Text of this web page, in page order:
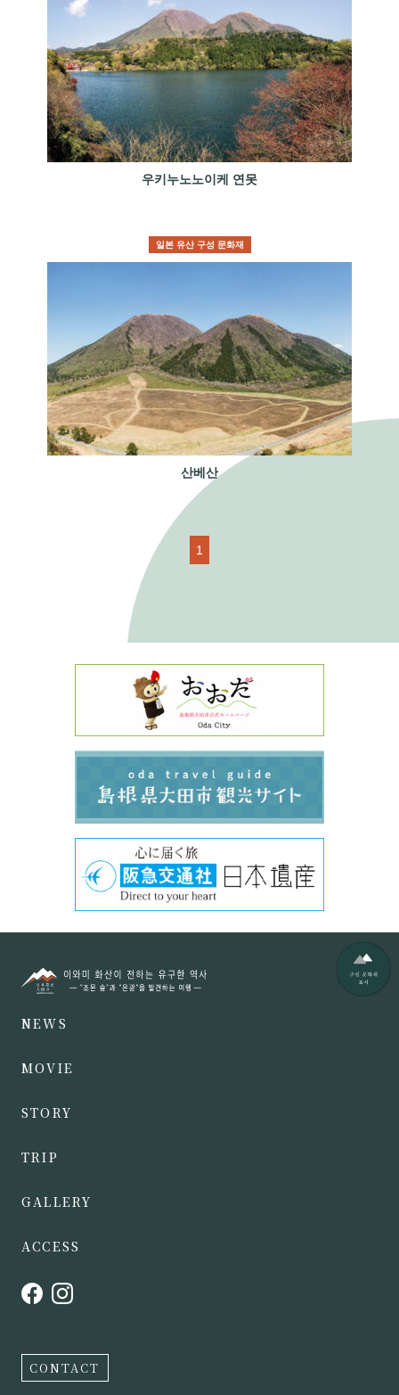
우키누노노이케 연못
일본 유산 구성 문화재
산베산
1
NEWS
MOVIE
STORY
TRIP
GALLERY
ACCESS
CONTACT